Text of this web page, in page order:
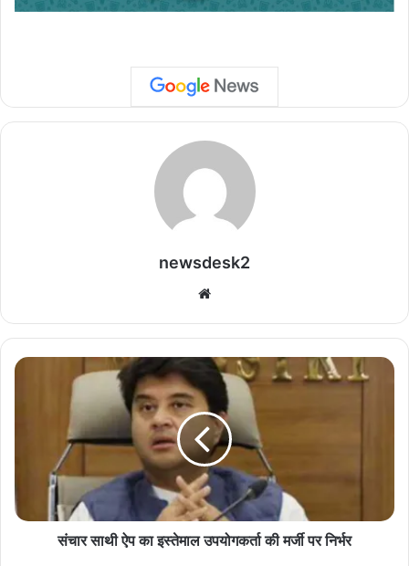
newsdesk2
te
सं
का
इ
संचार साथी ऐप का इस्तेमाल उपयोगकर्ता की मर्जी पर निर्भर